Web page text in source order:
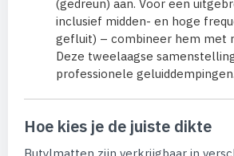
(gedreun) aan. Voor een
inclusief midden- en hoge
gefluit) – combineer hem met
Deze tweelaagse
professionele geluiddempingen.
Hoe kies je de juiste dikte